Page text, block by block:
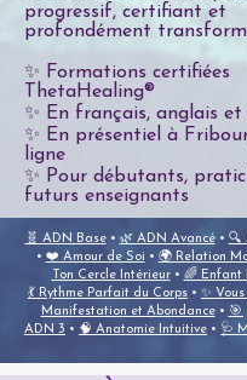
progressif, certifiant et
profondément
✨ Formations certifiées
ThetaHealing®
✨ En français, anglais et
✨ En présentiel à
ligne
✨ Pour débutants,
futurs enseignants
🧬 ADN Base• 🌿 ADN Avancé • 🔍
• ❤️ Amour de Soi • 🌍 Relation
Ton Cercle Intérieur• 🌈 Enfant
💃 Rythme Parfait du Corps • ✨
Manifestation et Abondance• 🎯
ADN 3 • 🧠 Anatomie Intuitive • 🩺